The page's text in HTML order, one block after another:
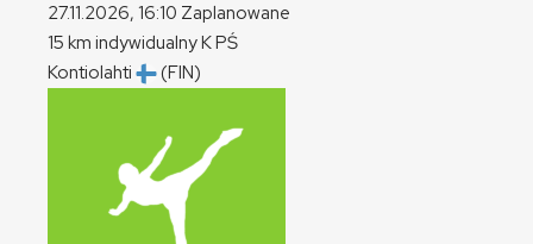
27.11.2026, 16:10 Zaplanowane
15 km indywidualnyKPŚ
Kontiolahti
(FIN)